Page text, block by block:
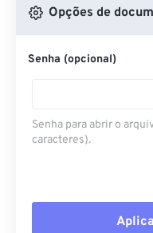
Do
Da
Opções de
Senha (opcional)
Senha para abrir o
caracteres).